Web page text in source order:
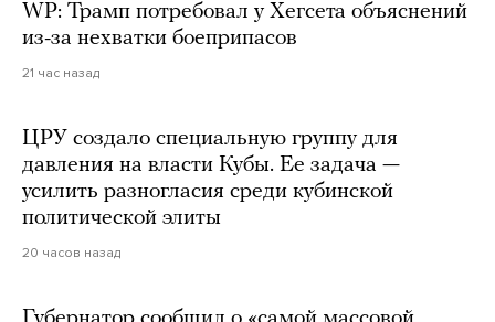
WP: Трамп потребовал у Хегсета объяснений
из-за нехватки боеприпасов
21 час назад
ЦРУ создало специальную группу для
давления на власти Кубы. Ее задача —
усилить разногласия среди кубинской
политической элиты
20 часов назад